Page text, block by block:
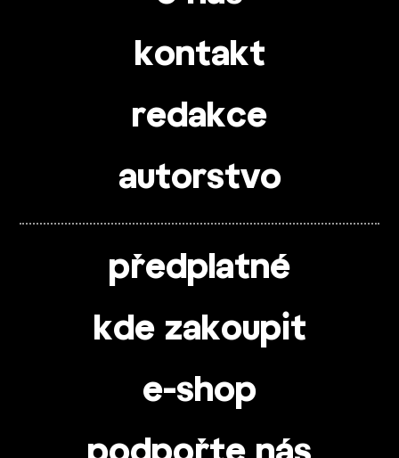
kontakt
redakce
autorstvo
předplatné
kde zakoupit
e-shop